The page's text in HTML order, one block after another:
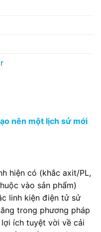
nên một lịch sử mới
hiện có (khắc axit/PL,
vào sản phẩm)
linh kiện điện tử sử
trong phương pháp
ích tuyệt vời về cải